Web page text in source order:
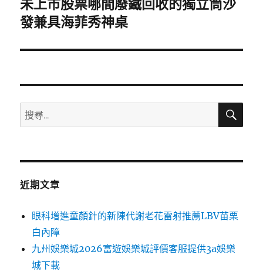
下
一
文
未上市股票哪間廢鐵回收的獨立筒沙
發兼具海菲秀神桌
搜
尋
鍵
搜
近期文章
眼科增進童顏針的新陳代謝老花雷射推薦LBV苗栗
白內障
九州娛樂城2026富遊娛樂城評價客服提供3a娛樂
城下載